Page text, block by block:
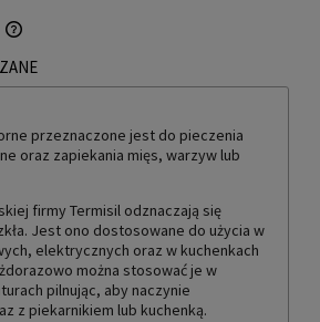
KOSZTÓW PŁATNOŚCI
przeznaczone jest do pieczenia
oraz zapiekania mięs, warzyw lub
firmy Termisil odznaczają się
Jest ono dostosowane do użycia w
elektrycznych oraz w kuchenkach
można stosować je w
pilnując, aby naczynie
z piekarnikiem lub kuchenką.